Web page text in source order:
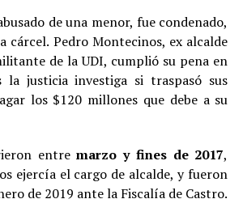
de una menor, fue condenado,
cárcel. Pedro Montecinos, ex alcalde
de la UDI, cumplió su pena en
la justicia investiga si traspasó sus
los $120 millones que debe a su
entremarzo y fines de 2017,
ejercía el cargo de alcalde, y fueron
de 2019 ante la Fiscalía de Castro.